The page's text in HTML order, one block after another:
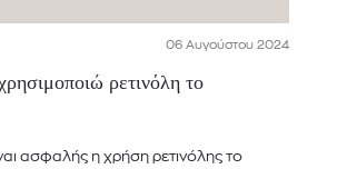
06 Αυγούστου 2024
ρετινόλη το
ασφαλής η χρήση ρετινόλης το